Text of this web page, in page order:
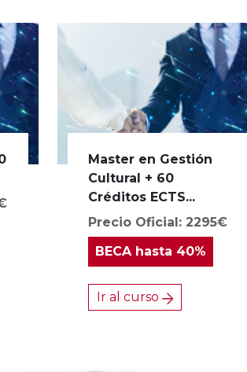
Master en Gestión
Cultural + 60
Créditos ECTS...
Precio Oficial: 2295€
BECAhasta 40%
Ir al curso